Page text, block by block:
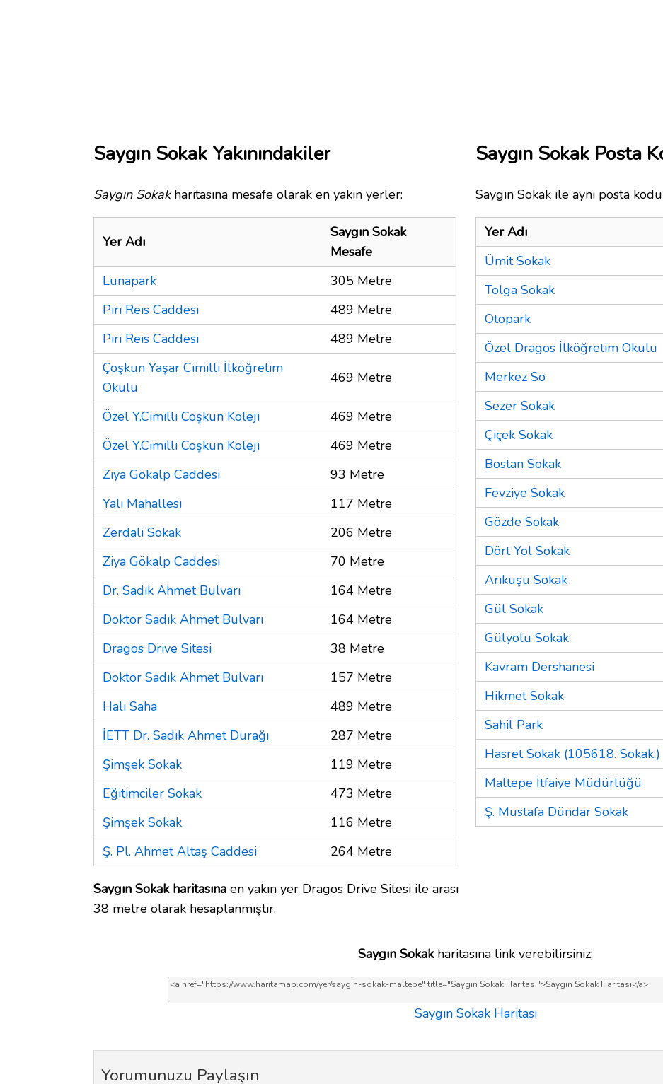
Saygın Sokak Yakınındakiler
Saygın Sokakharitasına mesafe olarak en yakın yerler:
Yer Adı
Saygın Sokak
Mesafe
Lunapark
305 Metre
Piri Reis Caddesi
489 Metre
Piri Reis Caddesi
489 Metre
Çoşkun Yaşar Cimilli İlköğretim
Okulu
469 Metre
Özel Y.Cimilli Coşkun Koleji
469 Metre
Özel Y.Cimilli Coşkun Koleji
469 Metre
Ziya Gökalp Caddesi
93 Metre
Yalı Mahallesi
117 Metre
Zerdali Sokak
206 Metre
Ziya Gökalp Caddesi
70 Metre
Dr. Sadık Ahmet Bulvarı
164 Metre
Doktor Sadık Ahmet Bulvarı
164 Metre
Dragos Drive Sitesi
38 Metre
Doktor Sadık Ahmet Bulvarı
157 Metre
Halı Saha
489 Metre
İETT Dr. Sadık Ahmet Durağı
287 Metre
Şimşek Sokak
119 Metre
Eğitimciler Sokak
473 Metre
Şimşek Sokak
116 Metre
Ş. Pl. Ahmet Altaş Caddesi
264 Metre
Saygın Sokak haritasına en yakın yer Dragos Drive Sitesi ile arası
38 metre olarak hesaplanmıştır.
Saygın Sokak Posta
Saygın Sokak ile aynı posta
Yer Adı
Ümit Sokak
Tolga Sokak
Otopark
Özel Dragos İlköğretim Okulu
Merkez So
Sezer Sokak
Çiçek Sokak
Bostan Sokak
Fevziye Sokak
Gözde Sokak
Dört Yol Sokak
Arıkuşu Sokak
Gül Sokak
Gülyolu Sokak
Kavram Dershanesi
Hikmet Sokak
Sahil Park
Hasret Sokak (105618. Sokak.)
Maltepe İtfaiye Müdürlüğü
Ş. Mustafa Dündar Sokak
Saygın Sokakharitasına link verebilirsiniz;
Saygın Sokak Haritası
Yorumunuzu Paylaşın